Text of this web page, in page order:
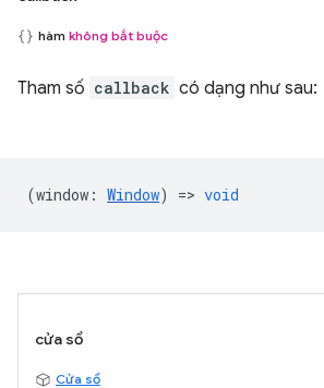
hàm không bắt buộc
Tham số callback có dạng như sau:
(window : Window) => void
cửa sổ
Cửa sổ